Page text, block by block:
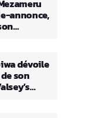
annonce,
dévoile
son